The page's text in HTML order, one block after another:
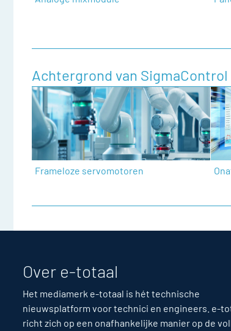
Achtergrond van SigmaControl
Frameloze servomotoren
Over e-totaal
Het mediamerk e-totaal is hét technische
nieuwsplatform voor technici en engineers. e-
richt zich op een onafhankelijke manier op de